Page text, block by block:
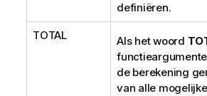
definiëren.
TOTAL Als het woord
de berekening
van alle